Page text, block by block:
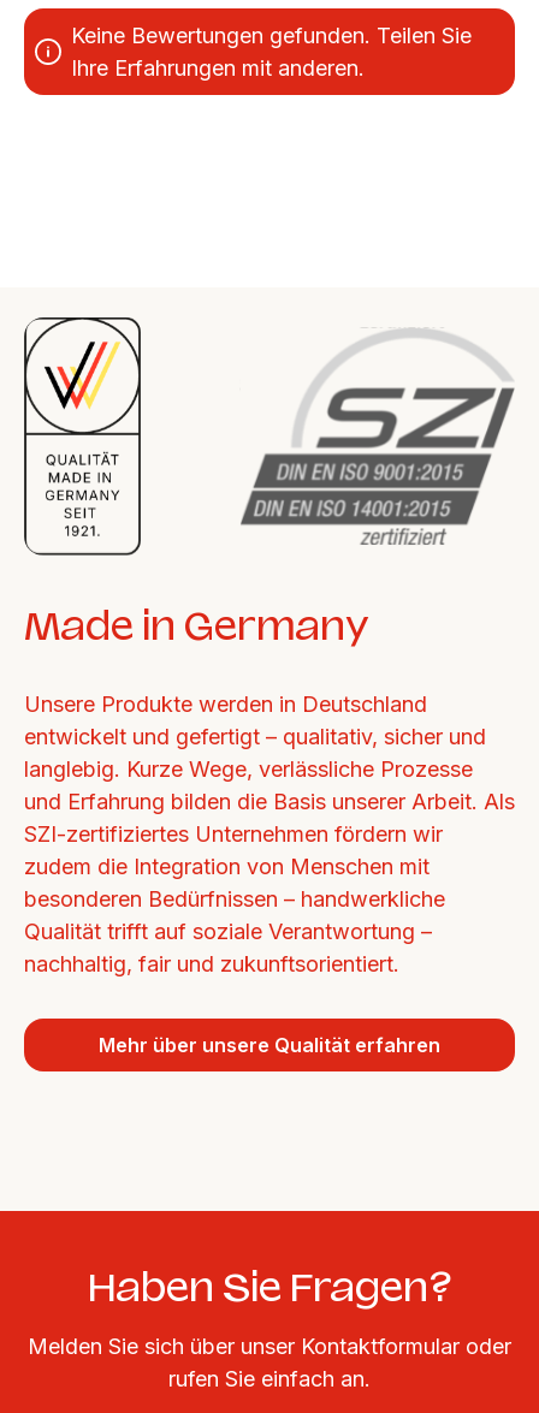
Keine Bewertungen gefunden. Teilen Sie
Ihre Erfahrungen mit anderen.
Made in Germany
Unsere Produkte werden in Deutschland
entwickelt und gefertigt – qualitativ, sicher und
langlebig. Kurze Wege, verlässliche Prozesse
und Erfahrung bilden die Basis unserer Arbeit. Als
SZI-zertifiziertes Unternehmen fördern wir
zudem die Integration von Menschen mit
besonderen Bedürfnissen – handwerkliche
Qualität trifft auf soziale Verantwortung –
nachhaltig, fair und zukunftsorientiert.
Mehr über unsere Qualität erfahren
Haben Sie Fragen?
Melden Sie sich über unser Kontaktformular oder
rufen Sie einfach an.